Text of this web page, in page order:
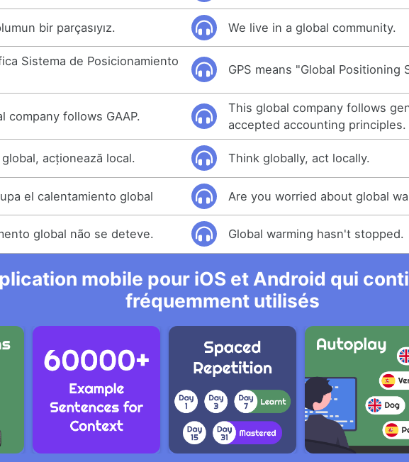
bir parçasıyız. We live in a global community.
Sistema de Posicionamiento
GPS means "Global Positioning
company follows GAAP.
This global company follows
accepted accounting principles.
acționează local. Think globally, act locally.
el calentamiento global Are you worried about global
global não se deteve. Global warming hasn't stopped.
mobile pour iOS et Android qui
fréquemment utilisés